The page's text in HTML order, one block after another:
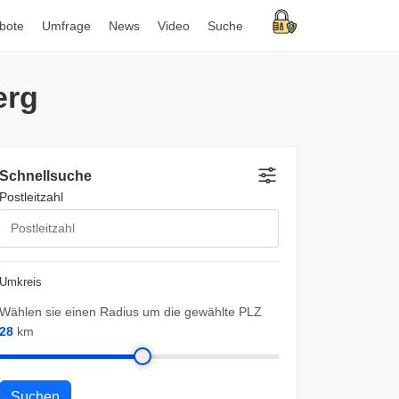
Schnellsuche
Postleitzahl
Umkreis
Wählen sie einen Radius um die gewählte PLZ
28 km
Umfrage News Video Suche